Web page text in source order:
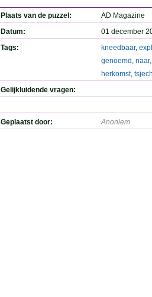
Plaats van de puzzel:
AD Magazine
Datum:
01 december
Tags:
kneedbaar,
genoemd , naar
herkomst,
Gelijkluidende vragen:
Geplaatst door: Anoniem